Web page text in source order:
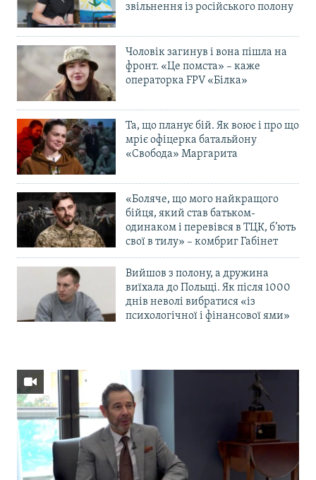
звільнення із російського полону
Чоловік загинув і вона пішла на
фронт. «Це помста» – каже
операторка FPV «Білка»
Та, що планує бій. Як воює і про що
мріє офіцерка батальйону
«Свобода» Маргарита
«Боляче, що мого найкращого
бійця, який став батьком-
одинаком і перевівся в ТЦК, б’ють
свої в тилу» – комбриг Габінет
Вийшов з полону, а дружина
виїхала до Польщі. Як після 1000
днів неволі вибратися «із
психологічної і фінансової ями»